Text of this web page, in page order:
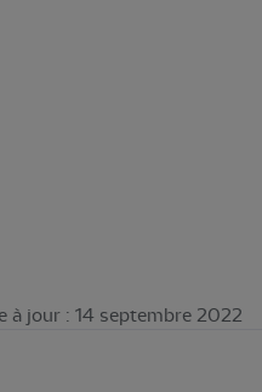
à jour : 14 septembre 2022